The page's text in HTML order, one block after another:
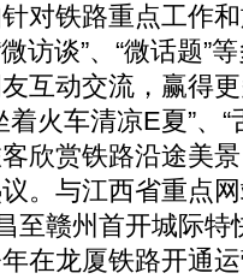
对铁路重点工作
微访谈”、“微话题”
互动交流，赢得
着火车清凉E夏”、
欣赏铁路沿途美
。与江西省重点
至赣州首开城际特
在龙厦铁路开通